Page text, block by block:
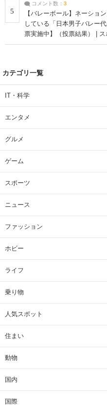
5
コメント数： 3
【バレーボール】ネーショ
している「日本男子バレー
票実施中】（投票結果） |
カテゴリ一覧
IT・科学
エンタメ
グルメ
ゲーム
スポーツ
ニュース
ファッション
ホビー
ライフ
乗り物
人気スポット
住まい
動物
国内
国際